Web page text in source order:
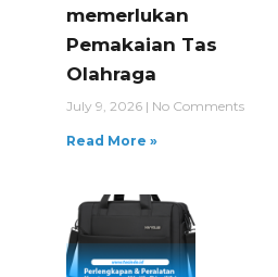
memerlukan
Pemakaian Tas
Olahraga
July 9, 2026 No Comments
Read More »